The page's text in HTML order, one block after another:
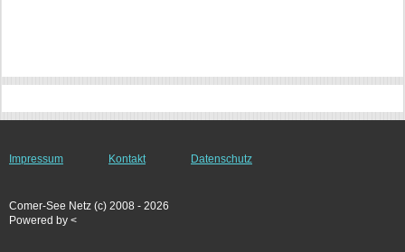
Impressum Kontakt Datenschutz
Comer-See Netz (c) 2008 - 2026
Powered by <